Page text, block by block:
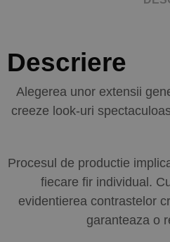
Descriere
Alegerea unor extensii
creeze look-uri
Procesul de productie
fiecare fir individual.
evidentierea contrastelor
garanteaza o